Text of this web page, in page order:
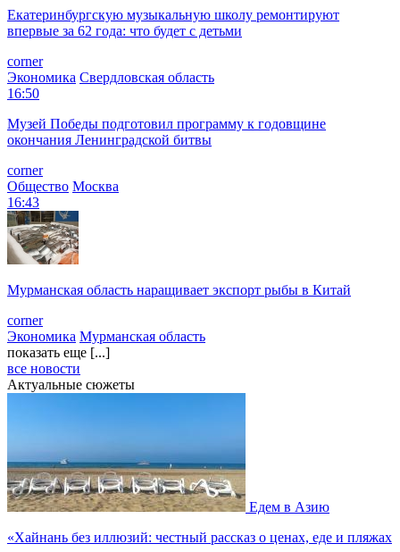
Екатеринбургскую музыкальную школу ремонтируют
впервые за 62 года: что будет с детьми
corner
Экономика Свердловская область
16:50
Музей Победы подготовил программу к годовщине
окончания Ленинградской битвы
corner
Общество Москва
16:43
Мурманская область наращивает экспорт рыбы в Китай
corner
Экономика Мурманская область
показать еще [...]
все новости
Актуальные сюжеты
Едем в Азию
«Хайнань без иллюзий: честный рассказ о ценах, еде и пляжах